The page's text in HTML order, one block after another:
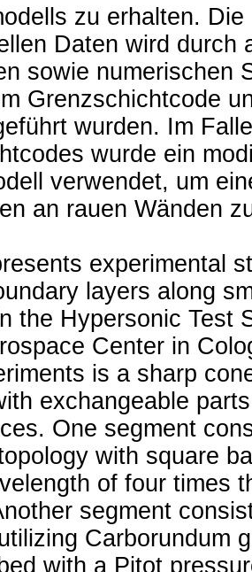
zu erhalten.
Daten wird durch
sowie numerischen
Grenzschichtcode
wurden. Im
wurde ein
verwendet, um
an rauen Wänden
experimental
layers along
the Hypersonic Test
Center in
is a sharp
exchangeable
One segment
with square
of four times
segment
Carborundum
with a Pitot